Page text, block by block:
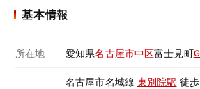
基本情報
所在地 愛知県名古屋市中区富士見町
名古屋市名城線 東別院駅 徒